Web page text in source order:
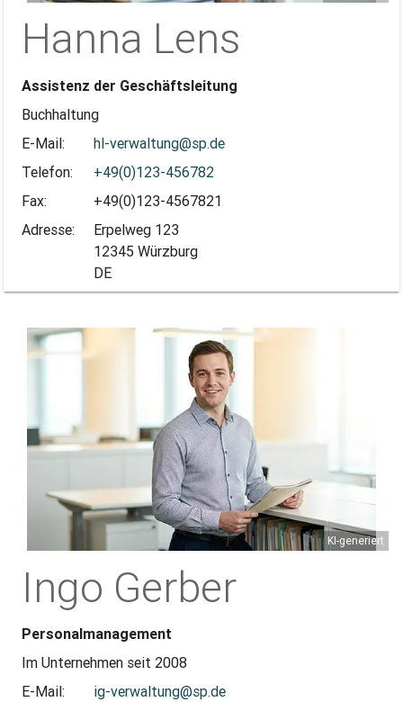
Hanna Lens
Assistenz der Geschäftsleitung
Buchhaltung
E-Mail:
hl-verwaltung@sp.de
Telefon:
+49(0)123-456782
Fax:
+49(0)123-4567821
Adresse:
Erpelweg 123
12345 Würzburg
DE
KI-generiert
Ingo Gerber
Personalmanagement
Im Unternehmen seit 2008
E-Mail:
ig-verwaltung@sp.de